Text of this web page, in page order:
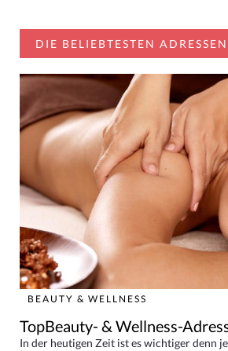
DIE BELIEBTESTEN ADRESSEN
BEAUTY & WELLNESS
TopBeauty- & Wellness-
In der heutigen Zeit ist es wichtiger denn